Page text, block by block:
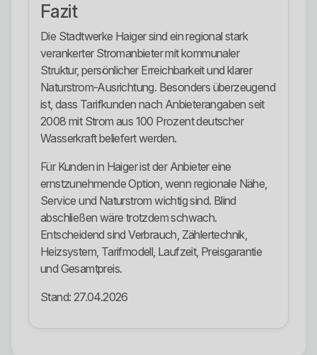
Fazit
Die Stadtwerke Haiger sind ein regional stark
verankerter Stromanbieter mit kommunaler
Struktur, persönlicher Erreichbarkeit und klarer
Naturstrom-Ausrichtung. Besonders überzeugend
ist, dass Tarifkunden nach Anbieterangaben seit
2008 mit Strom aus 100 Prozent deutscher
Wasserkraft beliefert werden.
Für Kunden in Haiger ist der Anbieter eine
ernstzunehmende Option, wenn regionale Nähe,
Service und Naturstrom wichtig sind. Blind
abschließen wäre trotzdem schwach.
Entscheidend sind Verbrauch, Zählertechnik,
Heizsystem, Tarifmodell, Laufzeit, Preisgarantie
und Gesamtpreis.
Stand: 27.04.2026